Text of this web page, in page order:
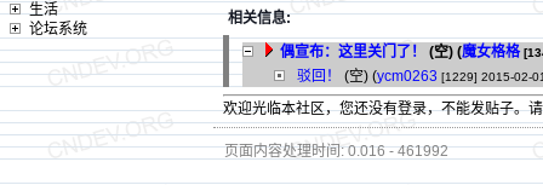
生活
论坛系统
相关信息:
偶宣布：这里关门了！
(空) (魔女格格
驳回！ (空) (ycm0263 [1229] 2015-02-
欢迎光临本社区，您还没有登录，不能发贴子。
页面内容处理时间: 0.016 - 461992